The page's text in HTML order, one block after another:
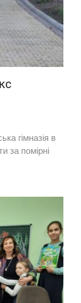
гімназія в
за помірні